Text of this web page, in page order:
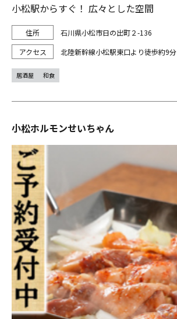
小松駅からすぐ！ 広々とした空間
石川県小松市日の出町２-136
北陸新幹線小松駅東口より徒歩約9分
居酒屋 和食
小松ホルモンせいちゃん